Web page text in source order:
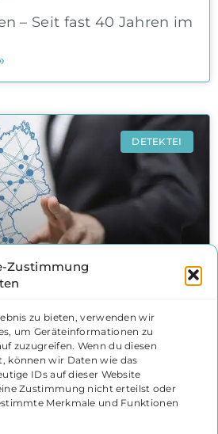
Zustimmung
zu bieten, verwenden wir
um Geräteinformationen zu
zuzugreifen. Wenn du diesen
können wir Daten wie das
IDs auf dieser Website
Zustimmung nicht erteilst oder
Merkmale und Funktionen
– Seit fast 40 Jahren im
DETEKTEI
– Seit fast 40 Jahren
Kunden im Einsatz,